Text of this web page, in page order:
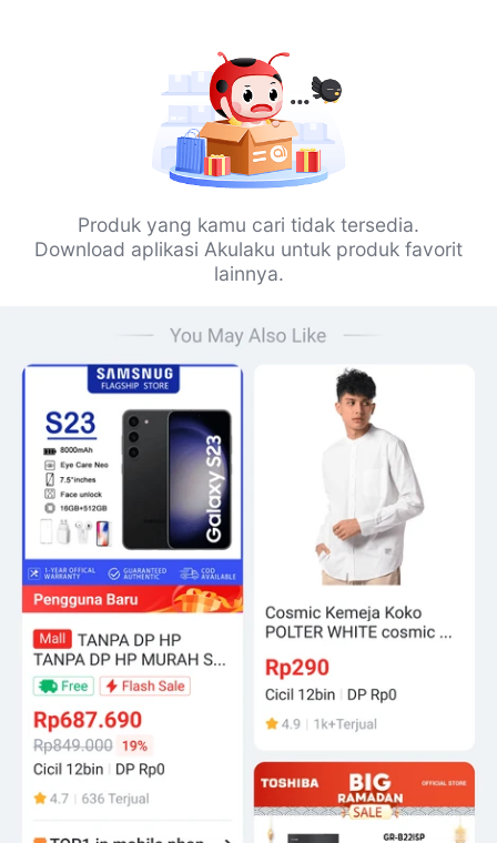
Produk yang kamu cari tidak tersedia.
Download aplikasi Akulaku untuk produk favorit
lainnya.